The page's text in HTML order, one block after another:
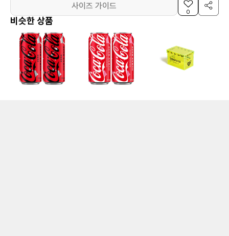
사이즈 가이드
0
비슷한 상품